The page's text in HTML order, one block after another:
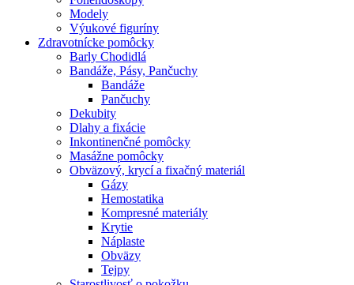
Modely
Výukové figuríny
Zdravotnícke pomôcky
Barly Chodidlá
Bandáže, Pásy, Pančuchy
Bandáže
Pančuchy
Dekubity
Dlahy a fixácie
Inkontinenčné pomôcky
Masážne pomôcky
Obväzový, krycí a fixačný materiál
Gázy
Hemostatika
Kompresné materiály
Krytie
Náplaste
Obväzy
Tejpy